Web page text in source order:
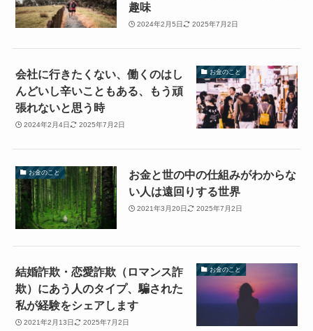
趣味
2024年2月5日 2025年7月2日
お金のこと
会社に行きたくない、働くのはし
んどいし辛いこともある、もう頑
張れないと思う時
2024年2月4日 2025年7月2日
お金のこと
お金と世の中の仕組みがわからな
い人は遠回りする世界
2021年3月20日 2025年7月2日
お金のこと
結婚詐欺・恋愛詐欺（ロマンス詐
欺）にあう人のタイプ、騙された
私が経験をシェアします
2021年2月13日 2025年7月2日